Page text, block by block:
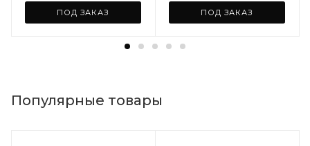
ПОД ЗАКАЗ ПОД ЗАКАЗ
Популярные товары